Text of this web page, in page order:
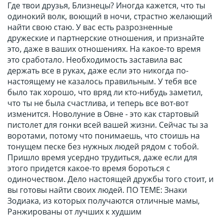
Где твои друзья, Близнецы? Иногда кажется, что ты
одинокий волк, воющий в ночи, страстно желающий
найти свою стаю. У вас есть разрозненные
дружеские и партнерские отношения, и признайте
это, даже в ваших отношениях. На какое-то время
это сработало. Необходимость заставила вас
держать все в руках, даже если это никогда по-
настоящему не казалось правильным. У тебя все
было так хорошо, что вряд ли кто-нибудь заметил,
что ты не была счастлива, и теперь все вот-вот
изменится. Новолуние в Овне - это как стартовый
пистолет для гонки всей вашей жизни. Сейчас ты за
воротами, потому что понимаешь, что стоишь на
тонущем песке без нужных людей рядом с тобой.
Пришло время усердно трудиться, даже если для
этого придется какое-то время бороться с
одиночеством. Дело настоящей дружбы того стоит, и
вы готовы найти своих людей. ПО ТЕМЕ: Знаки
Зодиака, из которых получаются отличные мамы,
Ранжированы от лучших к худшим